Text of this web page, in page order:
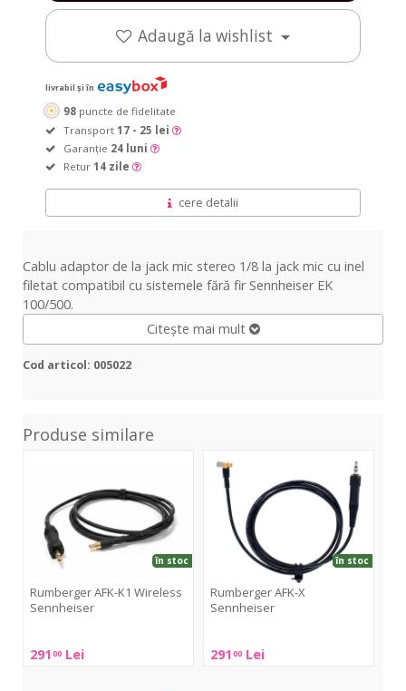
Adaugă la wishlist
livrabil și în
98 puncte de fidelitate
Transport 17 - 25 lei
Garanție 24 luni
Retur 14 zile
cere detalii
Cablu adaptor de la jack mic stereo 1/8 la jack mic cu inel
filetat compatibil cu sistemele fără fir Sennheiser EK
100/500.
Citește mai mult
Cod articol: 005022
Produse similare
Wireless
Sennheiser
Rumberger AFK-K1 Wireless
Sennheiser
29100 Lei
în stoc
AFK-
AFK-
Sennheiser
Rumberger AFK-X
Sennheiser
29100 Lei
în stoc
AFK-